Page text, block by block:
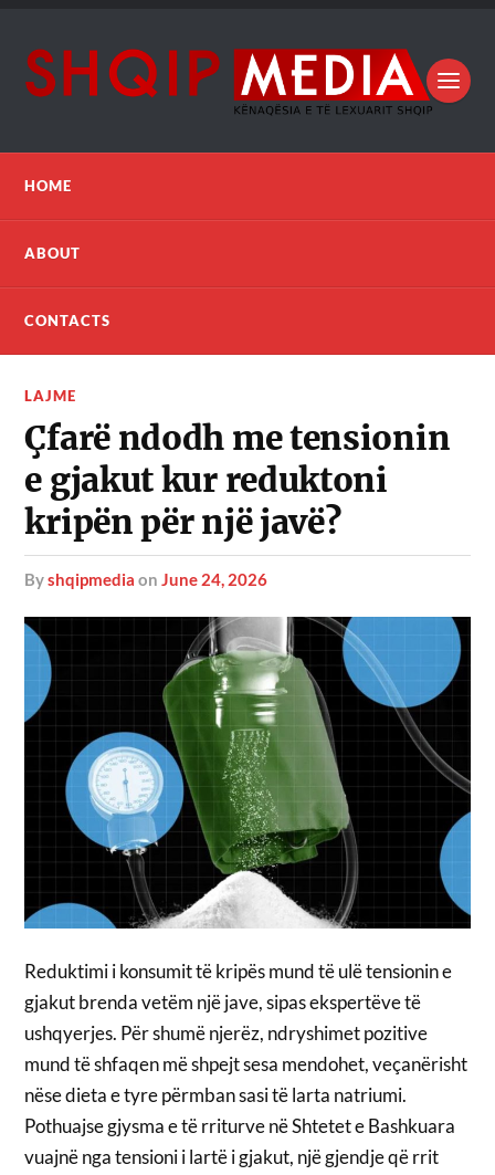
HOME
ABOUT
CONTACTS
LAJME
Çfarë ndodh me tensionin
e gjakut kur reduktoni
kripën për një javë?
byshqipmedia onJune 24, 2026
Reduktimi i konsumit të kripës mund të ulë tensionin e
gjakut brenda vetëm një jave, sipas ekspertëve të
ushqyerjes. Për shumë njerëz, ndryshimet pozitive
mund të shfaqen më shpejt sesa mendohet, veçanërisht
nëse dieta e tyre përmban sasi të larta natriumi.
Pothuajse gjysma e të rriturve në Shtetet e Bashkuara
vuajnë nga tensioni i lartë i gjakut, një gjendje që rrit